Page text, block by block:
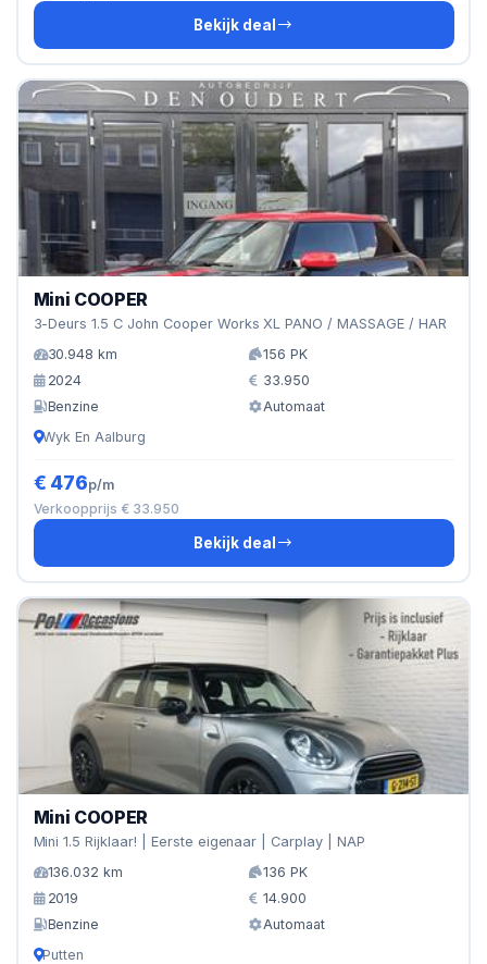
Bekijk deal
Mini COOPER
3-Deurs 1.5 C John Cooper Works XL PANO / MASSAGE / HAR
30.948 km
156 PK
2024
33.950
Benzine
Automaat
Wyk En Aalburg
€ 476p/m
Verkoopprijs € 33.950
Bekijk deal
Mini COOPER
Mini 1.5 Rijklaar! | Eerste eigenaar | Carplay | NAP
136.032 km
136 PK
2019
14.900
Benzine
Automaat
Putten